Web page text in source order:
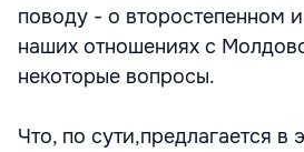
поводу - о второстепенном
наших отношениях с
некоторые вопросы.
Что, по сути,предлагается в